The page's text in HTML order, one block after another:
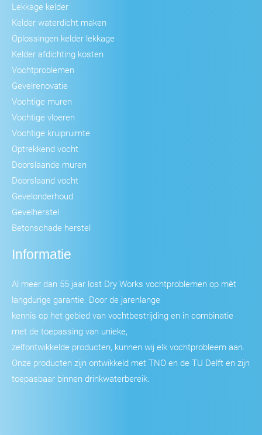
Lekkage kelder
Kelder waterdicht maken
Oplossingen kelder lekkage
Kelder afdichting kosten
Vochtproblemen
Gevelrenovatie
Vochtige muren
Vochtige vloeren
Vochtige kruipruimte
Optrekkend vocht
Doorslaande muren
Doorslaand vocht
Gevelonderhoud
Gevelherstel
Betonschade herstel
Informatie
Al meer dan 55 jaar lost Dry Works vochtproblemen op mèt
langdurige garantie. Door de jarenlange
kennis op het gebied van vochtbestrijding en in combinatie
met de toepassing van unieke,
zelfontwikkelde producten, kunnen wij elk vochtprobleem aan.
Onze producten zijn ontwikkeld met TNO en de TU Delft en zijn
toepasbaar binnen drinkwaterbereik.